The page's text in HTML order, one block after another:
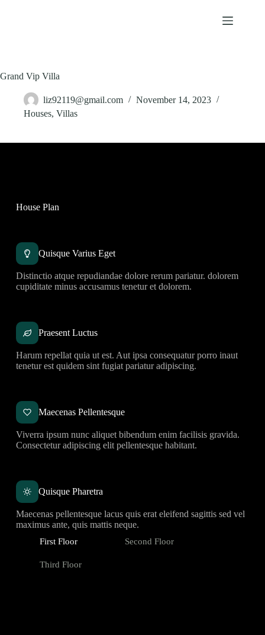
Grand Vip Villa
liz92119@gmail.com
November 14, 2023
Houses, Villas
House Plan
Quisque Varius Eget
Distinctio atque repudiandae dolore rerum pariatur. dolorem
cupiditate minus accusamus tenetur et dolorem.
Praesent Luctus
Harum repellat quia ut est. Aut ipsa consequatur porro inaut
tenetur est quidem sint fugiat pariatur adipiscing.
Maecenas Pellentesque
Viverra ipsum nunc aliquet bibendum enim facilisis gravida.
Consectetur adipiscing elit pellentesque habitant.
Quisque Pharetra
Maecenas pellentesque lacus quis erat eleifend sagittis sed vel
maximus ante, quis mattis neque.
First Floor Second Floor
Third Floor